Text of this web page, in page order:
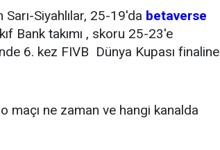
Siyahlılar, 25-19'da betaverse
Bank takımı , skoru 25-23'e
6. kez FIVB Dünya Kupası finaline
maçı ne zaman ve hangi kanalda